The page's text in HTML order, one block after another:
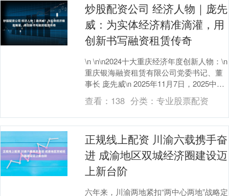
炒股配资公司 经济人物｜庞先
威：为实体经济精准滴灌，用
创新书写融资租赁传奇
\n \n\n2024十大重庆经济年度创新人物：\n
重庆银海融资租赁有限公司党委书记、董
事长 庞先威\n 2025年11月7日，2025中国
融资租赁年会在北京....
查看： 138 分类： 专业股票配资
正规线上配资 川渝六载携手奋
进 成渝地区双城经济圈建设迈
上新台阶
六年来，川渝两地紧扣“两中心两地”战略定